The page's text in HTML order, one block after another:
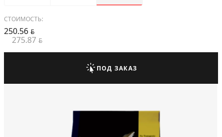
СТОИМОСТЬ:
250.56 BYN
275.87 BYN
ПОД ЗАКАЗ